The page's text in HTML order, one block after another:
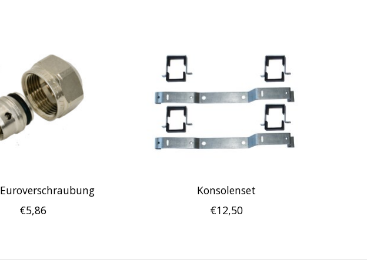
€5,86
Konsolenset
€12,50